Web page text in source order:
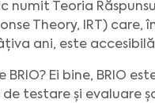
numit Teoria
Theory, IRT) care,
ani, este accesibilă
Ei bine, BRIO
testare și evaluare